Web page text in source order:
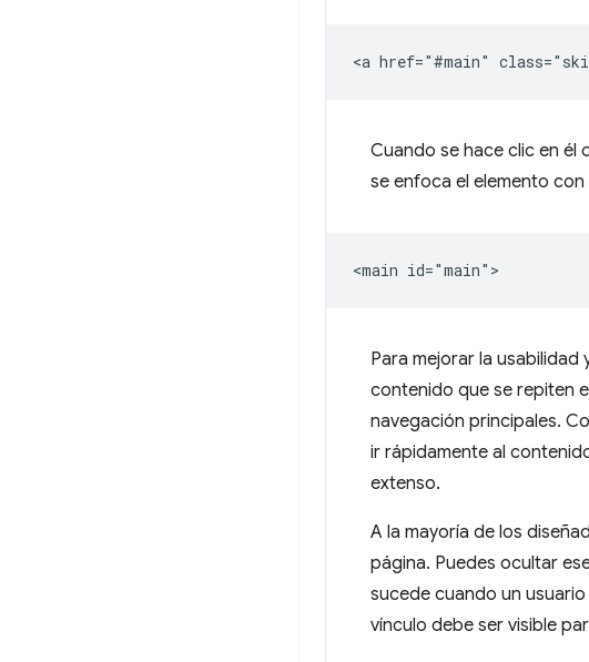
Cuando se hace clic en él
se enfoca el elemento con
Para mejorar la
contenido que se repiten
navegación principales.
ir rápidamente al
extenso.
A la mayoría de los
página. Puedes ocultar
sucede cuando un
vínculo debe ser visible